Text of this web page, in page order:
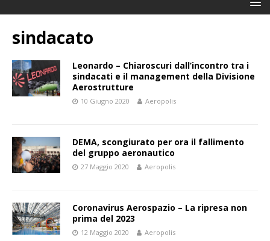
sindacato
Leonardo – Chiaroscuri dall’incontro tra i
sindacati e il management della Divisione
Aerostrutture
10 Giugno 2020 Aeropolis
DEMA, scongiurato per ora il fallimento
del gruppo aeronautico
27 Maggio 2020 Aeropolis
Coronavirus Aerospazio – La ripresa non
prima del 2023
12 Maggio 2020 Aeropolis